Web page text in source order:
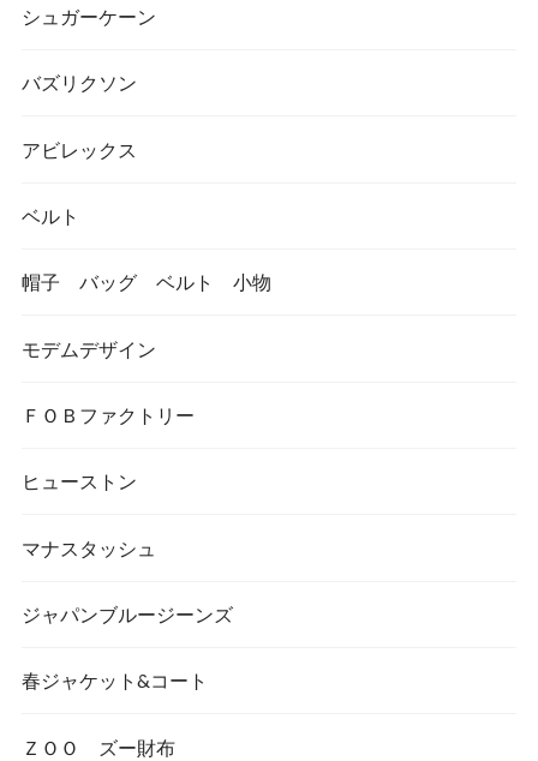
シュガーケーン
バズリクソン
アビレックス
ベルト
帽子 バッグ ベルト 小物
モデムデザイン
ＦＯＢファクトリー
ヒューストン
マナスタッシュ
ジャパンブルージーンズ
春ジャケット&コート
ＺＯＯ ズー財布